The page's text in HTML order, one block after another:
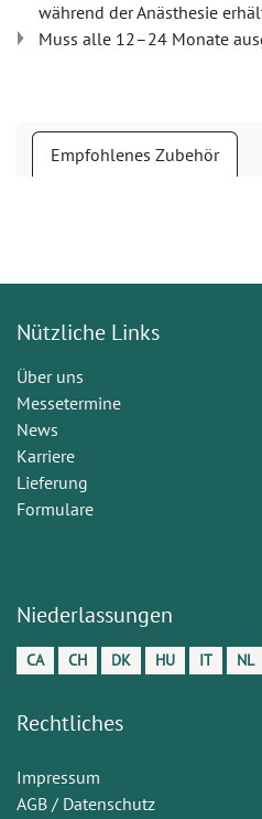
während der Anästhesie
Muss alle 12–24 Monate
Empfohlenes Zubehör
Nützliche Links
Über uns
Messetermine
News
Karriere
Lieferung
Formulare
Niederlassungen
CA CH DK HU IT NL
Rechtliches
Impressum
AGB / Datenschutz